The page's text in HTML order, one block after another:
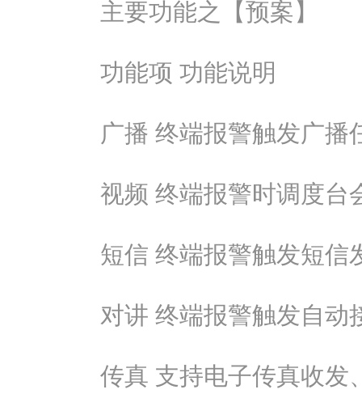
主要功能之【预案】
功能项 功能说明
广播 终端报警触发广播
视频 终端报警时调度台
短信 终端报警触发短信
对讲 终端报警触发自动
传真 支持电子传真收发